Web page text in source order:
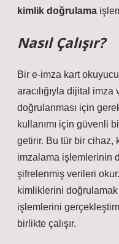
kimlik doğrulama
Nasıl Çalışır?
Bir e-imza kart
aracılığıyla dijital
doğrulanması için
kullanımı için güvenli
getirir. Bu tür bir cihaz,
imzalama işlemlerinin
şifrelenmiş verileri
kimliklerini
işlemlerini
birlikte çalışır.